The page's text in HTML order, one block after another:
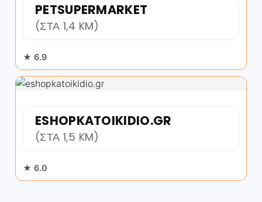
PETSUPERMARKET
(ΣΤΑ 1,4 KM)
★ 6.9
ESHOPKATOIKIDIO.GR
(ΣΤΑ 1,5 KM)
★ 6.0